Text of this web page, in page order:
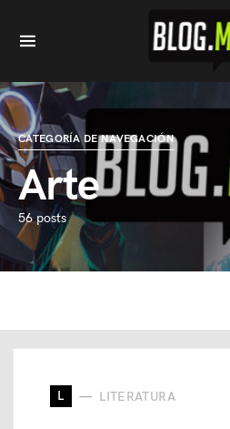
CATEGORÍA DE NAVEGACIÓN
Arte
56 posts
L LITERATURA